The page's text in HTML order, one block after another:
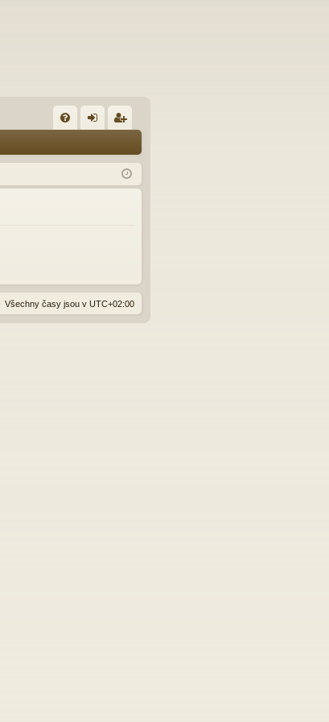
Q lá
sit
ist
ro
Všechny časy jsou v UTC+02:00